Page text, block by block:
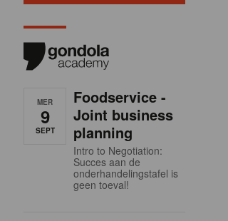
MER
9
SEPT
Foodservice -
Joint business
planning
Intro to Negotiation:
Succes aan de
onderhandelingstafel is
geen toeval!